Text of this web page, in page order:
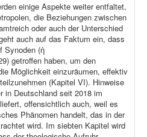
einige Aspekte weiter entfaltet,
die Beziehungen zwischen
oder auch der Unterschied
auch auf das Faktum ein, dass
Synoden (ἡ
getroffen haben, um den
Möglichkeit einzuräumen, effektiv
(Kapitel VI). Hinweise
in Deutschland seit 2018 im
offensichtlich auch, weil es
Phänomen handelt, das in der
wird. Im siebten Kapitel wird